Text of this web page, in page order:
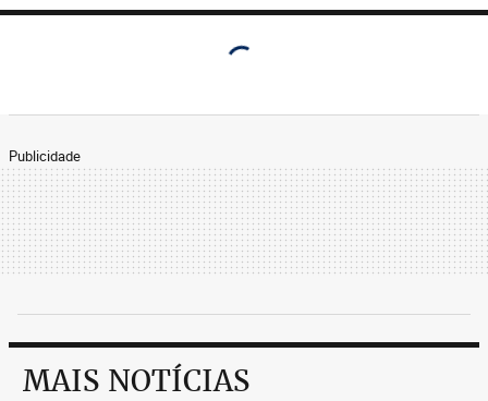
Publicidade
MAIS NOTÍCIAS